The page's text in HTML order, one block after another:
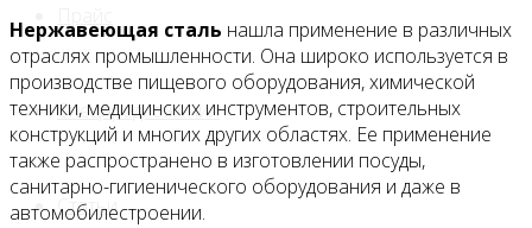
Спецпредложения
Статьи
Нержавеющая сталь нашла применение в различных
отраслях промышленности. Она широко используется в
производстве пищевого оборудования, химической
техники, медицинских инструментов, строительных
конструкций и многих других областях. Ее применение
также распространено в изготовлении посуды,
санитарно-гигиенического оборудования и даже в
автомобилестроении.